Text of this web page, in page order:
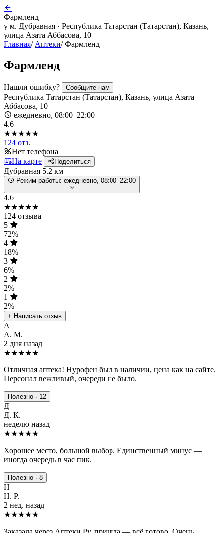
Фармленд
у м. Дубравная · Республика Татарстан (Татарстан), Казань,
улица Азата Аббасова, 10
Главная/ Аптеки/ Фармленд
Фармленд
Нашли ошибку? Сообщите нам
Республика Татарстан (Татарстан), Казань, улица Азата
Аббасова, 10
ежедневно, 08:00–22:00
4.6
★★★★★
124 отз.
Нет телефона
На карте
Поделиться
Дубравная 5.2 км
Режим работы: ежедневно, 08:00–22:00
4.6
★★★★★
124 отзыва
5
72%
4
18%
3
6%
2
2%
1
2%
+ Написать отзыв
А
А. М.
2 дня назад
★★★★★
Отличная аптека! Нурофен был в наличии, цена как на сайте.
Персонал вежливый, очереди не было.
Полезно · 12
Д
Д. К.
неделю назад
★★★★★
Хорошее место, большой выбор. Единственный минус —
иногда очередь в час пик.
Полезно · 8
Н
Н. Р.
2 нед. назад
★★★★★
Заказала через Аптеки.Ру, пришла — всё готово. Очень